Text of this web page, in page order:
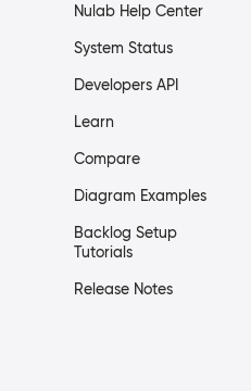
Nulab Help Center
System Status
Developers API
Learn
Compare
Diagram Examples
Backlog Setup
Tutorials
Release Notes